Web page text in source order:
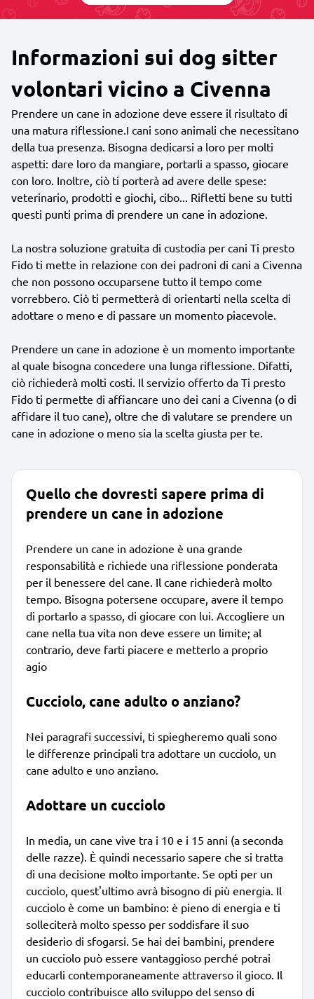
Informazioni sui dog sitter
volontari vicino a Civenna
Prendere un cane in adozione deve essere il risultato di
una matura riflessione.I cani sono animali che necessitano
della tua presenza. Bisogna dedicarsi a loro per molti
aspetti: dare loro da mangiare, portarli a spasso, giocare
con loro. Inoltre, ciò ti porterà ad avere delle spese:
veterinario, prodotti e giochi, cibo... Rifletti bene su tutti
questi punti prima di prendere un cane in adozione.
La nostra soluzione gratuita di custodia per cani Ti presto
Fido ti mette in relazione con dei padroni di cani a Civenna
che non possono occuparsene tutto il tempo come
vorrebbero. Ciò ti permetterà di orientarti nella scelta di
adottare o meno e di passare un momento piacevole.
Prendere un cane in adozione è un momento importante
al quale bisogna concedere una lunga riflessione. Difatti,
ciò richiederà molti costi. Il servizio offerto da Ti presto
Fido ti permette di affiancare uno dei cani a Civenna (o di
affidare il tuo cane), oltre che di valutare se prendere un
cane in adozione o meno sia la scelta giusta per te.
Quello che dovresti sapere prima di
prendere un cane in adozione
Prendere un cane in adozione è una grande
responsabilità e richiede una riflessione ponderata
per il benessere del cane. Il cane richiederà molto
tempo. Bisogna potersene occupare, avere il tempo
di portarlo a spasso, di giocare con lui. Accogliere un
cane nella tua vita non deve essere un limite; al
contrario, deve farti piacere e metterlo a proprio
agio
Cucciolo, cane adulto o anziano?
Nei paragrafi successivi, ti spiegheremo quali sono
le differenze principali tra adottare un cucciolo, un
cane adulto e uno anziano.
Adottare un cucciolo
In media, un cane vive tra i 10 e i 15 anni (a seconda
delle razze). È quindi necessario sapere che si tratta
di una decisione molto importante. Se opti per un
cucciolo, quest'ultimo avrà bisogno di più energia. Il
cucciolo è come un bambino: è pieno di energia e ti
solleciterà molto spesso per soddisfare il suo
desiderio di sfogarsi. Se hai dei bambini, prendere
un cucciolo può essere vantaggioso perché potrai
educarli contemporaneamente attraverso il gioco. Il
cucciolo contribuisce allo sviluppo del senso di